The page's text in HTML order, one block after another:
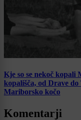
Kje so se nekoč kopali
kopališča, od Drave
Mariborsko kočo
Komentarji